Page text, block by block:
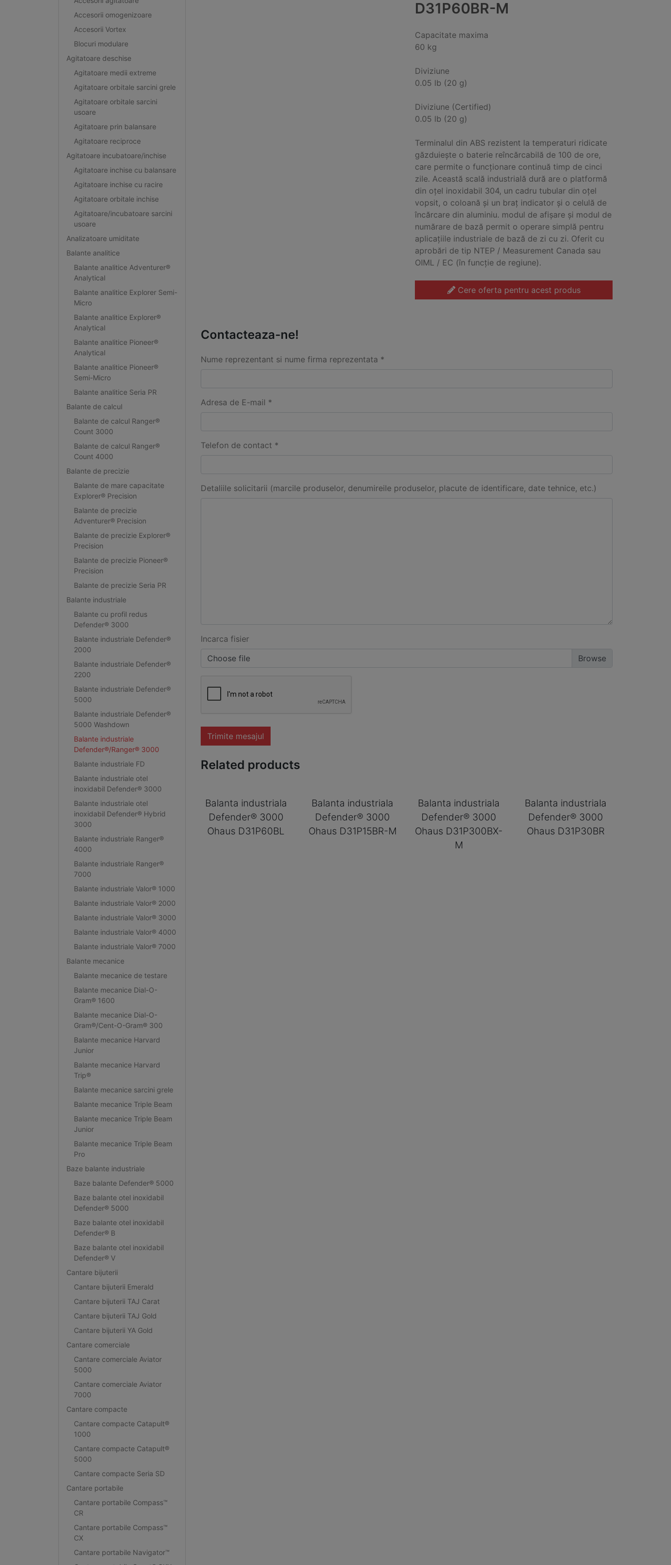
Accesorii omogenizoare
Accesorii Vortex
Blocuri modulare
Agitatoare deschise
Agitatoare medii extreme
Agitatoare orbitale sarcini grele
Agitatoare orbitale sarcini
usoare
Agitatoare prin balansare
Agitatoare reciproce
Agitatoare incubatoare/inchise
Agitatoare inchise cu balansare
Agitatoare inchise cu racire
Agitatoare orbitale inchise
Agitatoare/incubatoare sarcini
usoare
Analizatoare umiditate
Balante analitice
Balante analitice Adventurer®
Analytical
Balante analitice Explorer Semi-
Micro
Balante analitice Explorer®
Analytical
Balante analitice Pioneer®
Analytical
Balante analitice Pioneer®
Semi-Micro
Balante analitice Seria PR
Balante de calcul
Balante de calcul Ranger®
Count 3000
Balante de calcul Ranger®
Count 4000
Balante de precizie
Balante de mare capacitate
Explorer® Precision
Balante de precizie
Adventurer® Precision
Balante de precizie Explorer®
Precision
Balante de precizie Pioneer®
Precision
Balante de precizie Seria PR
Balante industriale
Balante cu profil redus
Defender® 3000
Balante industriale Defender®
2000
Balante industriale Defender®
2200
Balante industriale Defender®
5000
Balante industriale Defender®
5000 Washdown
Balante industriale
Defender®/Ranger® 3000
Balante industriale FD
Balante industriale otel
inoxidabil Defender® 3000
Balante industriale otel
inoxidabil Defender® Hybrid
3000
Balante industriale Ranger®
4000
Balante industriale Ranger®
7000
Balante industriale Valor® 1000
Balante industriale Valor® 2000
Balante industriale Valor® 3000
Balante industriale Valor® 4000
Balante industriale Valor® 7000
Balante mecanice
Balante mecanice de testare
Balante mecanice Dial-O-
Gram® 1600
Balante mecanice Dial-O-
Gram®/Cent-O-Gram® 300
Balante mecanice Harvard
Junior
Balante mecanice Harvard
Trip®
Balante mecanice sarcini grele
Balante mecanice Triple Beam
Balante mecanice Triple Beam
Junior
Balante mecanice Triple Beam
Pro
Baze balante industriale
Baze balante Defender® 5000
Baze balante otel inoxidabil
Defender® 5000
Baze balante otel inoxidabil
Defender® B
Baze balante otel inoxidabil
Defender® V
Cantare bijuterii
Cantare bijuterii Emerald
Cantare bijuterii TAJ Carat
Cantare bijuterii TAJ Gold
Cantare bijuterii YA Gold
Cantare comerciale
Cantare comerciale Aviator
5000
Cantare comerciale Aviator
7000
Cantare compacte
Cantare compacte Catapult®
1000
Cantare compacte Catapult®
5000
Cantare compacte Seria SD
Cantare portabile
Cantare portabile Compass™
CR
Cantare portabile Compass™
CX
Cantare portabile Navigator™
D31P60BR-M
Capacitate maxima
60 kg
Diviziune
0.05 lb (20 g)
Diviziune (Certified)
0.05 lb (20 g)
Terminalul din ABS rezistent la temperaturi ridicate
găzduiește o baterie reîncărcabilă de 100 de ore,
care permite o funcționare continuă timp de cinci
zile. Această scală industrială dură are o platformă
din oțel inoxidabil 304, un cadru tubular din oțel
vopsit, o coloană și un braț indicator și o celulă de
încărcare din aluminiu. modul de afișare și modul de
numărare de bază permit o operare simplă pentru
aplicațiile industriale de bază de zi cu zi. Oferit cu
aprobări de tip NTEP / Measurement Canada sau
OIML / EC (în funcție de regiune).
Cere oferta pentru acest produs
Contacteaza-ne!
Nume reprezentant si nume firma reprezentata *
Adresa de E-mail *
Telefon de contact *
Detaliile solicitarii (marcile produselor, denumireile produselor, placute de identificare, date tehnice, etc.)
Incarca fisier
Choose file
Trimite mesajul
Related products
Balanta industriala
Defender® 3000
Ohaus D31P60BL
Balanta industriala
Defender® 3000
Ohaus D31P15BR-M
Balanta industriala
Defender® 3000
Ohaus D31P300BX-
M
Balanta industriala
Defender® 3000
Ohaus D31P30BR